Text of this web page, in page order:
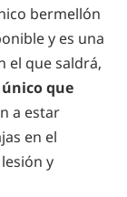
bermellón
y es una
el que saldrá,
que
a estar
en el
y